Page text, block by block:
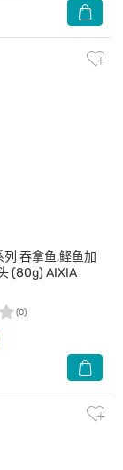
列 吞拿鱼,鲣鱼加
(80g) AIXIA
(0)